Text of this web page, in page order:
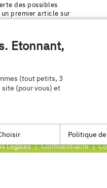
des possibles
un premier article sur
voici
[…]
Légales Confidentialité
Etonnant,
(tout petits, 3
(pour vous) et
Politique